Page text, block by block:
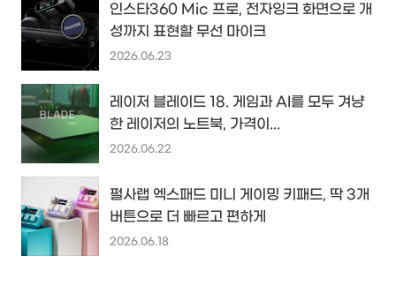
인스타360 Mic 프로, 전자잉크 화면으로 개
성까지 표현할 무선 마이크
2026.06.23
레이저 블레이드 18. 게임과 AI를 모두 겨냥
한 레이저의 노트북, 가격이...
2026.06.22
펄사랩 엑스패드 미니 게이밍 키패드, 딱 3개
버튼으로 더 빠르고 편하게
2026.06.18